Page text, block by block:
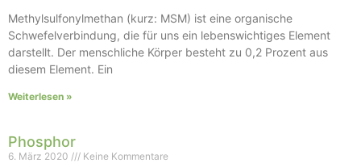
Methylsulfonylmethan (kurz: MSM) ist eine organische
Schwefelverbindung, die für uns ein lebenswichtiges Element
darstellt. Der menschliche Körper besteht zu 0,2 Prozent aus
diesem Element. Ein
Weiterlesen »
Phosphor
6. März 2020 Keine Kommentare